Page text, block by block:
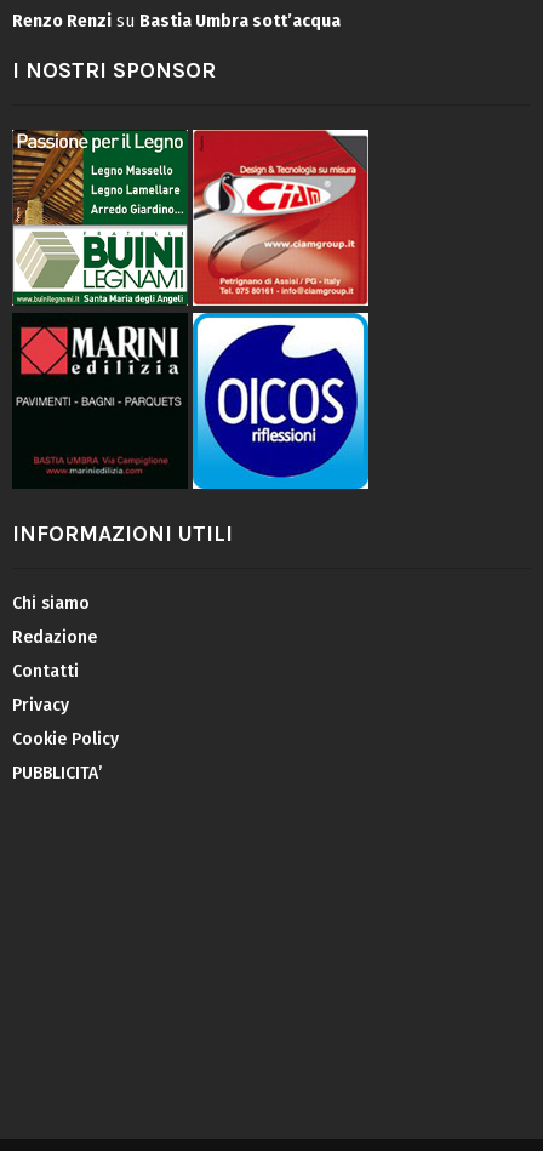
Renzo Renzi su Bastia Umbra sott’acqua
I NOSTRI SPONSOR
INFORMAZIONI UTILI
Chi siamo
Redazione
Contatti
Privacy
Cookie Policy
PUBBLICITA’